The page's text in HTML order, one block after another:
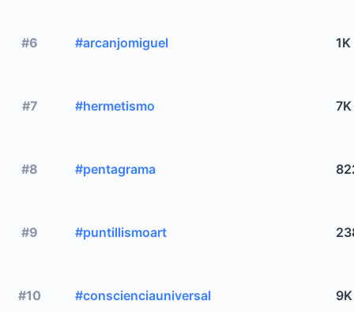
#6 #arcanjomiguel 1K
#7 #hermetismo 7K
#8 #pentagrama
#9 #puntillismoart
#10 #conscienciauniversal 9K